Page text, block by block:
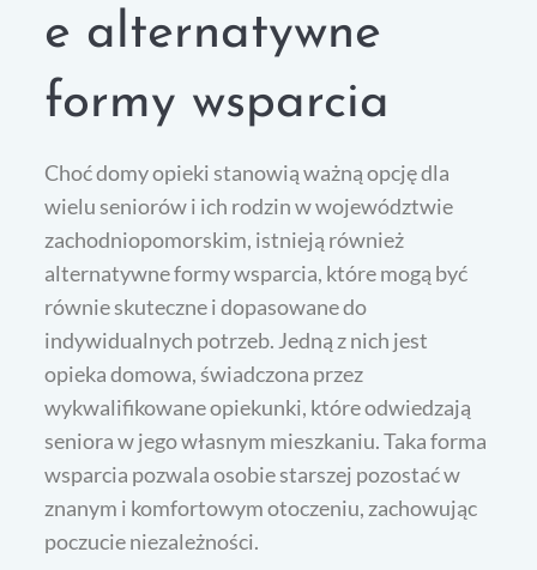
e alternatywne
formy wsparcia
Choć domy opieki stanowią ważną opcję dla
wielu seniorów i ich rodzin w województwie
zachodniopomorskim, istnieją również
alternatywne formy wsparcia, które mogą być
równie skuteczne i dopasowane do
indywidualnych potrzeb. Jedną z nich jest
opieka domowa, świadczona przez
wykwalifikowane opiekunki, które odwiedzają
seniora w jego własnym mieszkaniu. Taka forma
wsparcia pozwala osobie starszej pozostać w
znanym i komfortowym otoczeniu, zachowując
poczucie niezależności.